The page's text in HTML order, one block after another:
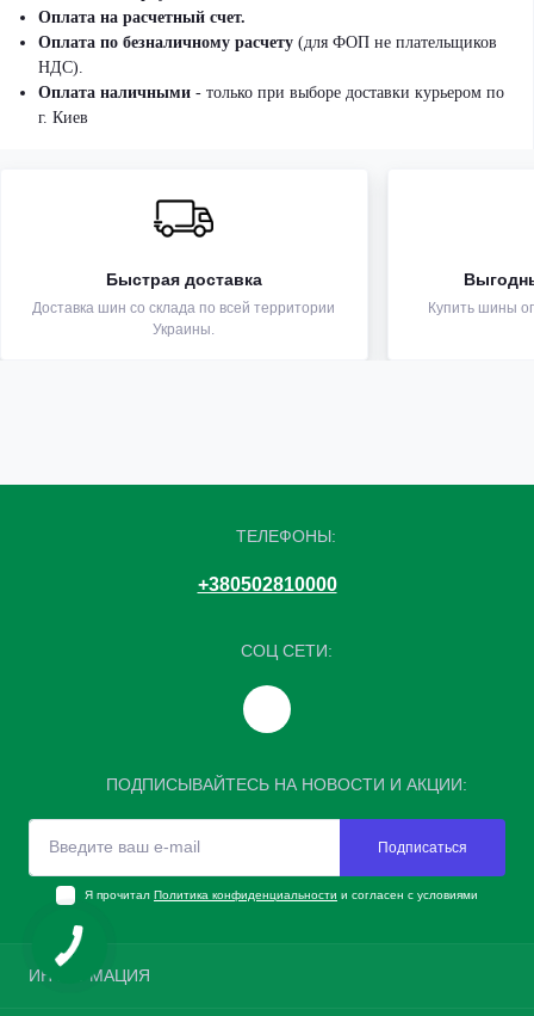
Оплата на расчетный счет.
Оплата по безналичному расчету (для ФОП не плательщиков
НДС).
Оплата наличными - только при выборе доставки курьером по
г. Киев
Быстрая доставка
Доставка шин со склада по всей территории
Украины.
Купить шины
ТЕЛЕФОНЫ:
+380502810000
СОЦ СЕТИ:
ПОДПИСЫВАЙТЕСЬ НА НОВОСТИ И АКЦИИ:
Подписаться
Я прочитал Политика конфиденциальности и согласен с условиями
ИНФОРМАЦИЯ